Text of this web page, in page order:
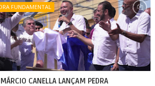
FUNDAMENTAL
CANELLA LANÇAM PEDRA